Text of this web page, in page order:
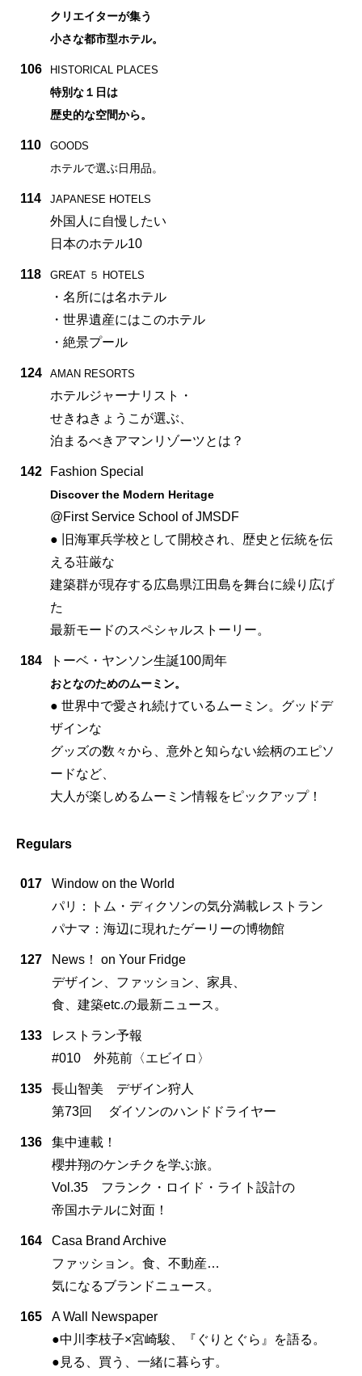
クリエイターが集う
小さな都市型ホテル。
106 HISTORICAL PLACES
特別な１日は
歴史的な空間から。
110 GOODS
ホテルで選ぶ日用品。
114 JAPANESE HOTELS
外国人に自慢したい
日本のホテル10
118 GREAT ５ HOTELS
・名所には名ホテル
・世界遺産にはこのホテル
・絶景プール
124 AMAN RESORTS
ホテルジャーナリスト・
せきねきょうこが選ぶ、
泊まるべきアマンリゾーツとは？
142 Fashion Special
Discover the Modern Heritage
@First Service School of JMSDF
● 旧海軍兵学校として開校され、歴史と伝統を伝
える荘厳な
建築群が現存する広島県江田島を舞台に繰り広げ
た
最新モードのスペシャルストーリー。
184 トーベ・ヤンソン生誕100周年
おとなのためのムーミン。
● 世界中で愛され続けているムーミン。グッドデ
ザインな
グッズの数々から、意外と知らない絵柄のエピソ
ードなど、
大人が楽しめるムーミン情報をピックアップ！
Regulars
017
Window on the World
パリ：トム・ディクソンの気分満載レストラン
パナマ：海辺に現れたゲーリーの博物館
127
News！ on Your Fridge
デザイン、ファッション、家具、
食、建築etc.の最新ニュース。
133
レストラン予報
#010 外苑前〈エビイロ〉
135
長山智美 デザイン狩人
第73回 ダイソンのハンドドライヤー
136
集中連載！
櫻井翔のケンチクを学ぶ旅。
Vol.35 フランク・ロイド・ライト設計の
帝国ホテルに対面！
164
Casa Brand Archive
ファッション。食、不動産…
気になるブランドニュース。
165
A Wall Newspaper
●中川李枝子×宮崎駿、『ぐりとぐら』を語る。
●見る、買う、一緒に暮らす。